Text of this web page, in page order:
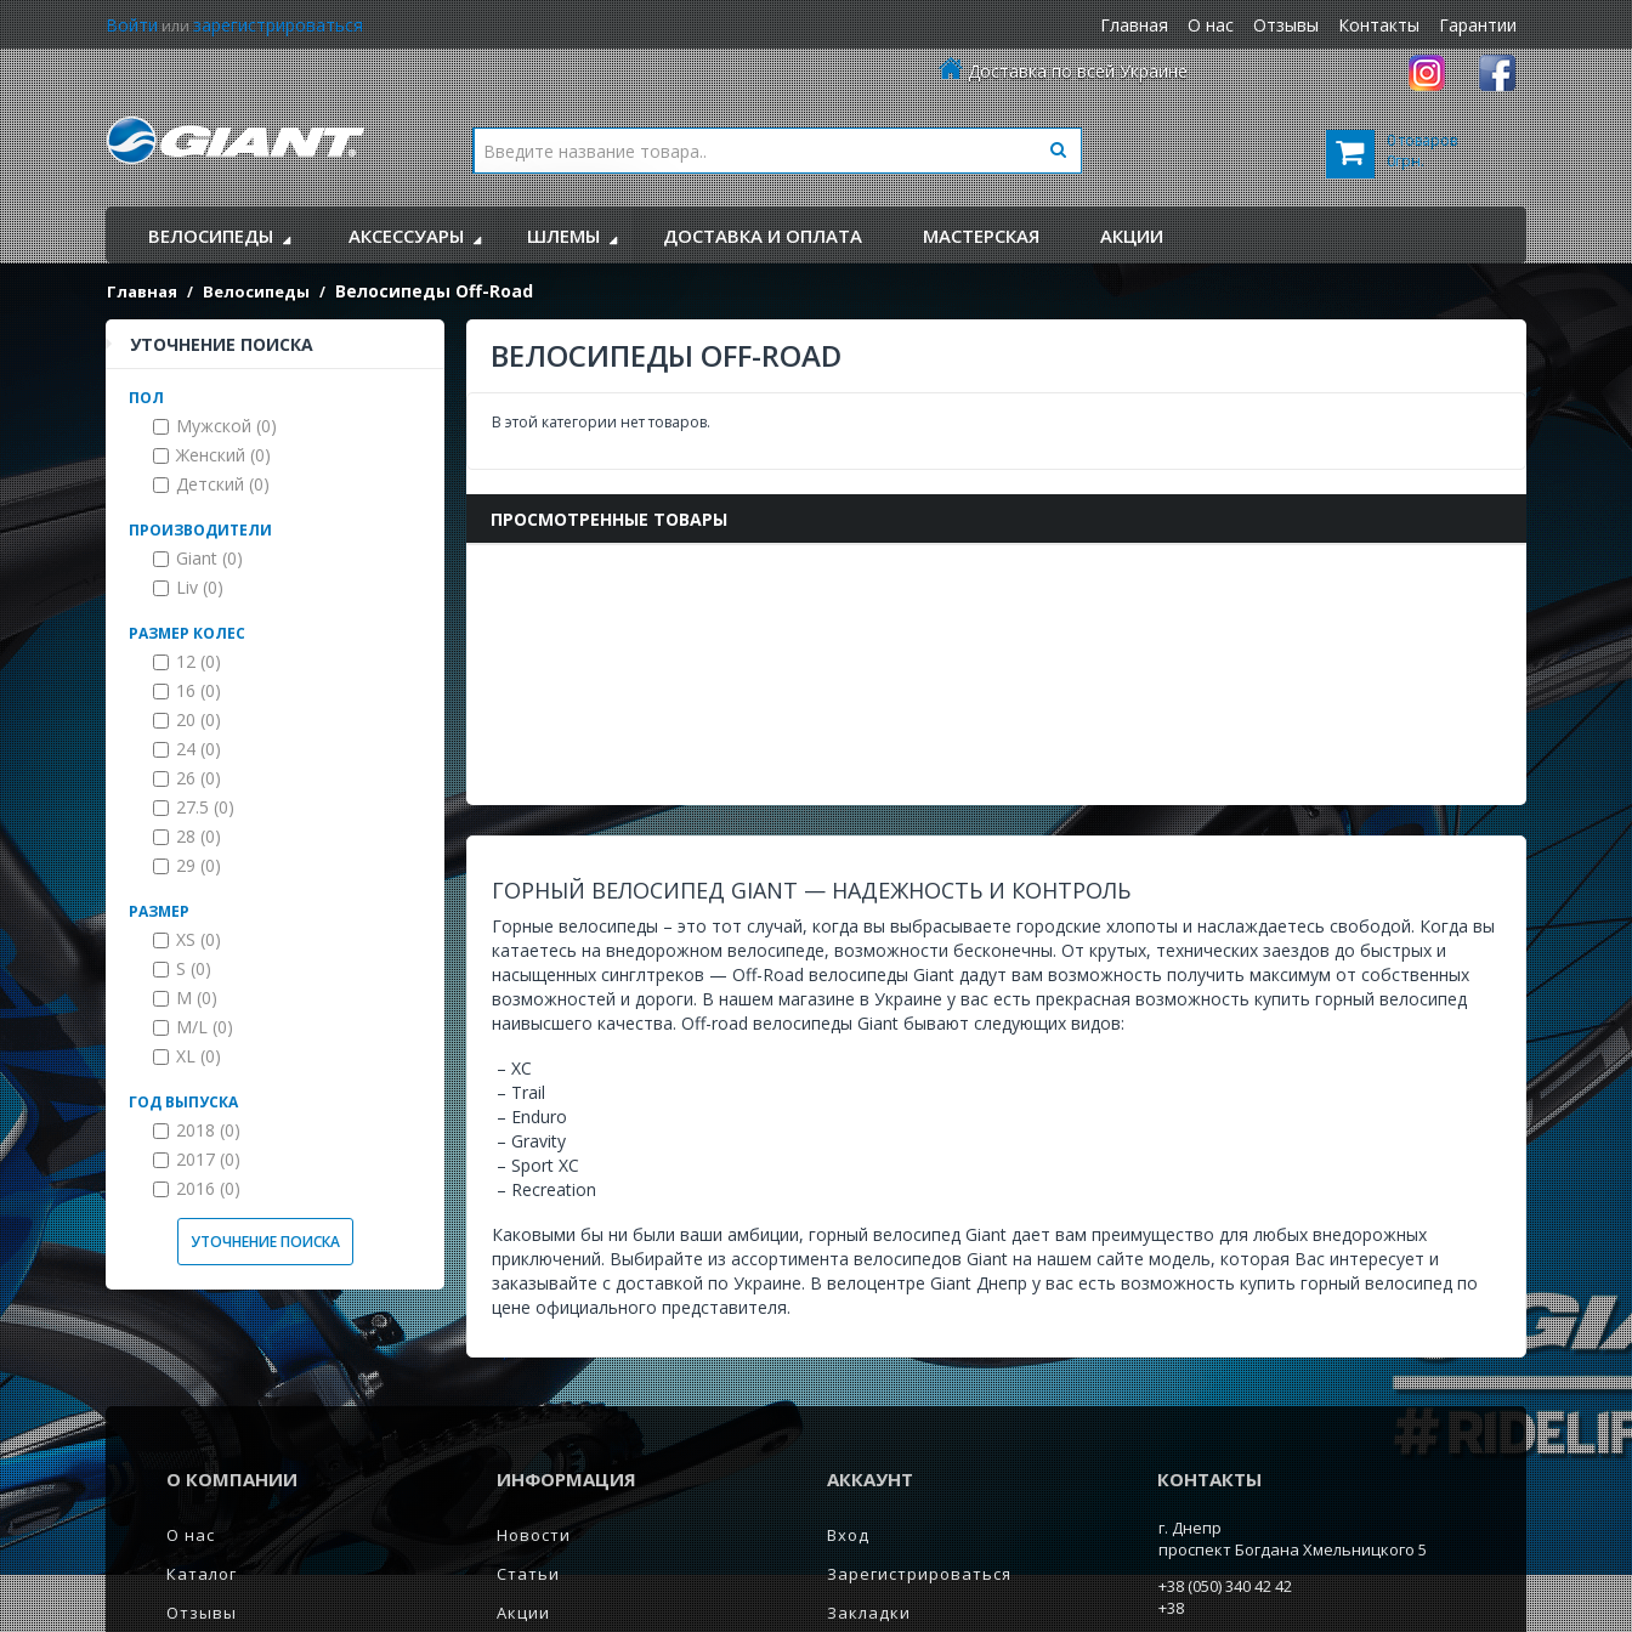
Войтиилизарегистрироваться Главная О нас Отзывы Контакты
Гарантии
Доставка по всей Украине
0 товаров
0грн.
ВЕЛОСИПЕДЫ АКСЕССУАРЫ ШЛЕМЫ ДОСТАВКА И ОПЛАТА МАСТЕРСКАЯ АКЦИИ
Главная Велосипеды Велосипеды Off-Road
УТОЧНЕНИЕ ПОИСКА
ПОЛ
Мужской (0)
Женский (0)
Детский (0)
ПРОИЗВОДИТЕЛИ
Giant (0)
Liv (0)
РАЗМЕР КОЛЕС
12 (0)
16 (0)
20 (0)
24 (0)
26 (0)
27.5 (0)
28 (0)
29 (0)
РАЗМЕР
XS (0)
S (0)
M (0)
M/L (0)
XL (0)
ГОД ВЫПУСКА
2018 (0)
2017 (0)
2016 (0)
УТОЧНЕНИЕ ПОИСКА
ВЕЛОСИПЕДЫ OFF-ROAD
В этой категории нет товаров.
ПРОСМОТРЕННЫЕ ТОВАРЫ
ГОРНЫЙ ВЕЛОСИПЕД GIANT — НАДЕЖНОСТЬ И КОНТРОЛЬ
Горные велосипеды – это тот случай, когда вы выбрасываете городские хлопоты и наслаждаетесь свободой. Когда вы
катаетесь на внедорожном велосипеде, возможности бесконечны. От крутых, технических заездов до быстрых и
насыщенных синглтреков — Off-Road велосипеды Giant дадут вам возможность получить максимум от собственных
возможностей и дороги. В нашем магазине в Украине у вас есть прекрасная возможность купить горный велосипед
наивысшего качества. Off-road велосипеды Giant бывают следующих видов:
– XC
– Trail
– Enduro
– Gravity
– Sport XC
– Recreation
Каковыми бы ни были ваши амбиции, горный велосипед Giant дает вам преимущество для любых внедорожных
приключений. Выбирайте из ассортимента велосипедов Giant на нашем сайте модель, которая Вас интересует и
заказывайте с доставкой по Украине. В велоцентре Giant Днепр у вас есть возможность купить горный велосипед по
цене официального представителя.
О КОМПАНИИ
О нас
Каталог
Отзывы
ИНФОРМАЦИЯ
Новости
Статьи
Акции
АККАУНТ
Вход
Зарегистрироваться
Закладки
КОНТАКТЫ
г. Днепр
проспект Богдана Хмельницкого 5
+38 (050) 340 42 42
+38